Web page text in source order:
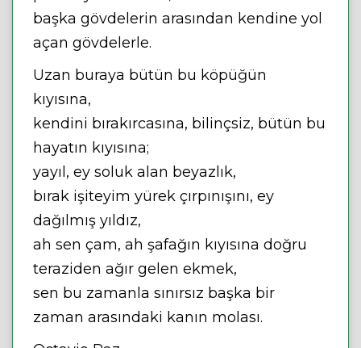
başka gövdelerin arasından kendine yol
açan gövdelerle.
Uzan buraya bütün bu köpüğün
kıyısına,
kendini bırakırcasına, bilinçsiz, bütün bu
hayatın kıyısına;
yayıl, ey soluk alan beyazlık,
bırak işiteyim yürek çırpınışını, ey
dağılmış yıldız,
ah sen çam, ah şafağın kıyısına doğru
teraziden ağır gelen ekmek,
sen bu zamanla sınırsız başka bir
zaman arasındaki kanın molası.